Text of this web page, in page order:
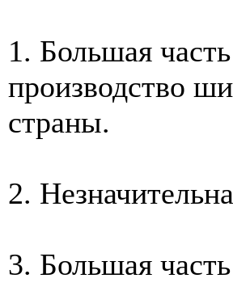
1. Большая
производство
страны.
2.
3. Большая